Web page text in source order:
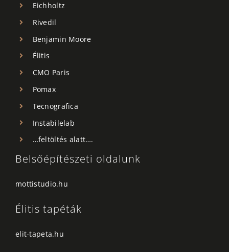
Eichholtz
Rivedil
Benjamin Moore
Élitis
CMO Paris
Pomax
Tecnografica
Instabilelab
…feltöltés alatt….
Belsőépítészeti oldalunk
mottistudio.hu
Élitis tapéták
elit-tapeta.hu